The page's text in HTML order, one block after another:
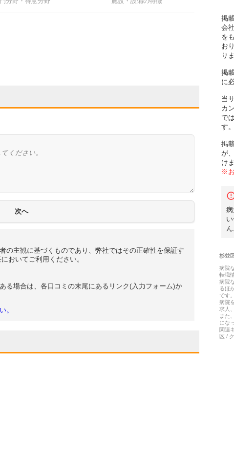
の主観に基づくものであり、弊社ではその正確性を保証す
おいてご利用ください。
る場合は、各口コミの末尾にあるリンク(入力フォーム)か
。
掲
会
を
お
り
掲
に
当
カ
で
す。
掲
が、
け
※
ん
杉並
病院
転職
病院
るほ
です。
病院
求人
また
にな
関連
区 /